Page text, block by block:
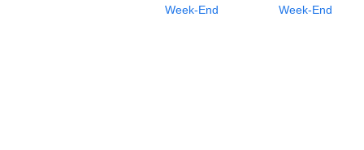
Week-End
Week-End